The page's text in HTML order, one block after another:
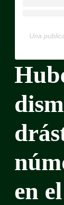
Una
en